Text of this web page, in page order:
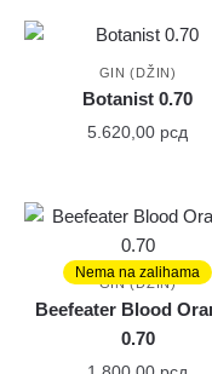
GIN (DŽIN)
Botanist 0.70
5.620,00 рсд
Nema na zalihama
GIN (DŽIN)
Beefeater Blood
0.70